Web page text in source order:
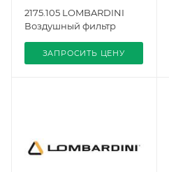
2175.105 LOMBARDINI
Воздушный фильтр
ЗАПРОСИТЬ ЦЕНУ